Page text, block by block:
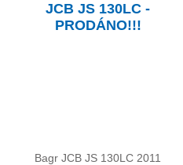
JCB JS 130LC -
PRODÁNO!!!
Bagr JCB JS 130LC 2011